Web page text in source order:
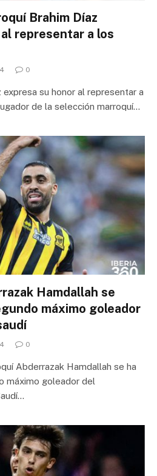
Brahim Díaz
representar a los
0
su honor al representar a
de la selección marroquí…
Hamdallah se
máximo goleador
0
Abderrazak Hamdallah se ha
máximo goleador del